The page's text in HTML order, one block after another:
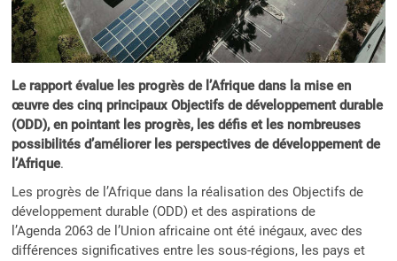
Le rapport évalue les progrès de l’Afrique dans la mise en
œuvre des cinq principaux Objectifs de développement durable
(ODD), en pointant les progrès, les défis et les nombreuses
possibilités d’améliorer les perspectives de développement de
l’Afrique.
Les progrès de l’Afrique dans la réalisation des Objectifs de
développement durable (ODD) et des aspirations de
l’Agenda 2063 de l’Union africaine ont été inégaux, avec des
différences significatives entre les sous-régions, les pays et